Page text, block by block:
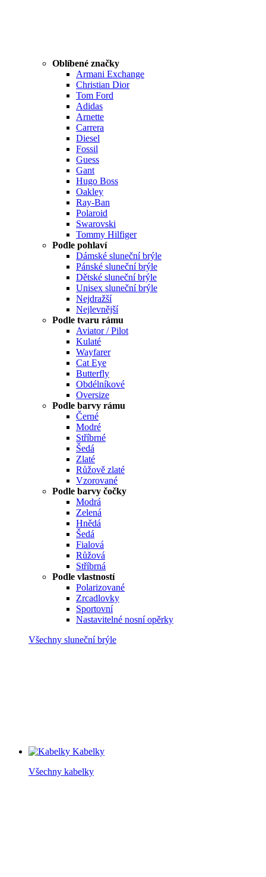
Oblíbené značky
Armani Exchange
Christian Dior
Tom Ford
Adidas
Arnette
Carrera
Diesel
Fossil
Guess
Gant
Hugo Boss
Oakley
Ray-Ban
Polaroid
Swarovski
Tommy Hilfiger
Podle pohlaví
Dámské sluneční brýle
Pánské sluneční brýle
Dětské sluneční brýle
Unisex sluneční brýle
Nejdražší
Nejlevnější
Podle tvaru rámu
Aviator / Pilot
Kulaté
Wayfarer
Cat Eye
Butterfly
Obdélníkové
Oversize
Podle barvy rámu
Černé
Modré
Stříbrné
Šedá
Zlaté
Růžově zlaté
Vzorované
Podle barvy čočky
Modrá
Zelená
Hnědá
Šedá
Fialová
Růžová
Stříbrná
Podle vlastností
Polarizované
Zrcadlovky
Sportovní
Nastavitelné nosní opěrky
Všechny sluneční brýle
Kabelky
Všechny kabelky